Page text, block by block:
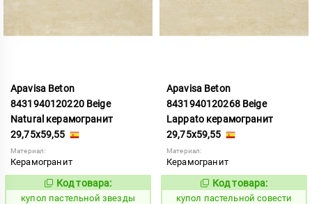
Apavisa Beton
8431940120220 Beige
Natural керамогранит
29,75x59,55
Материал:
Керамогранит
852404
Код товара:
купол пастельной звезды
Apavisa Beton
8431940120268 Beige
Lappato керамогранит
29,75x59,55
Материал:
Керамогранит
852398
Код товара:
купол пастельной совести